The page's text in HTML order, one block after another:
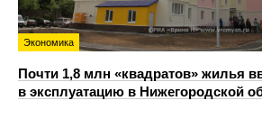
Экономика
Почти 1,8 млн «квадратов» жилья
в эксплуатацию в Нижегородской